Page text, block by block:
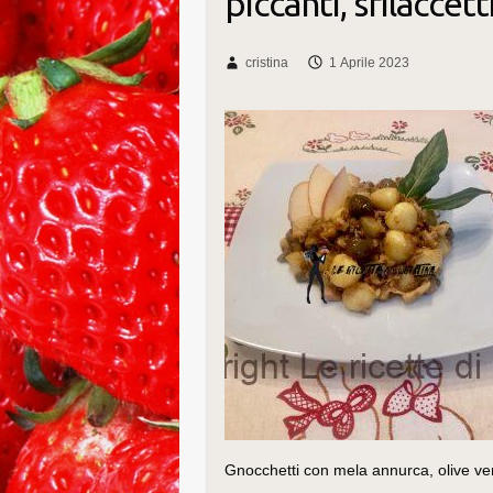
cristina 1 Aprile 2023
Gnocchetti con mela annurca, olive